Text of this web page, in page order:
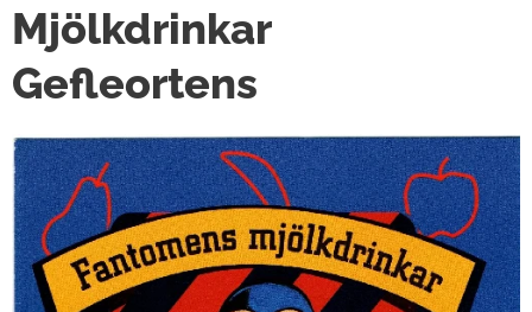
Mjölkdrinkar
Gefleortens